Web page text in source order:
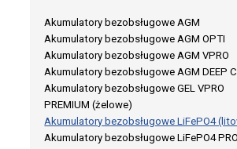
Akumulatory bezobsługowe AGM
Akumulatory bezobsługowe AGM OPTI
Akumulatory bezobsługowe AGM VPRO
Akumulatory bezobsługowe AGM DEEP
Akumulatory bezobsługowe GEL VPRO
PREMIUM (żelowe)
Akumulatory bezobsługowe LiFePO4
Akumulatory bezobsługowe LiFePO4 PRO